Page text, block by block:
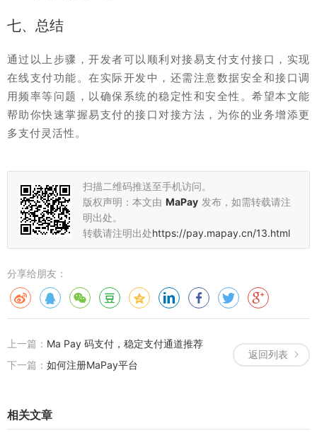
七、总结
通过以上步骤，开发者可以顺利对接易支付支付接口，实现
在线支付功能。在实际开发中，还需注意数据安全和接口调
用频率等问题，以确保系统的稳定性和安全性。希望本文能
帮助你快速掌握易支付的接口对接方法，为你的业务增添更
多支付灵活性。
扫描二维码推送至手机访问。
版权声明：本文由 MaPay 发布，如需转载请注
明出处。
转载请注明出处https://pay.mapay.cn/13.html
分享给朋友：
返回列表
上一篇： Ma Pay 码支付，稳定支付通道推荐
下一篇： 如何注册MaPay平台
相关文章